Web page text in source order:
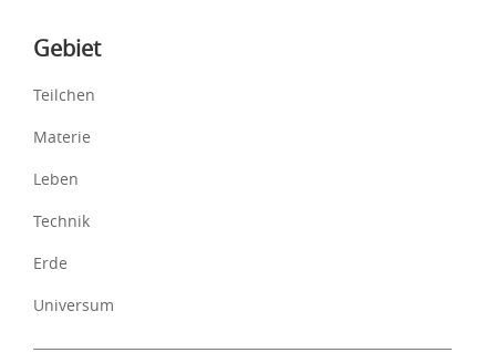
Inhalte
Gebiet
Teilchen
Materie
Leben
Technik
Erde
Universum